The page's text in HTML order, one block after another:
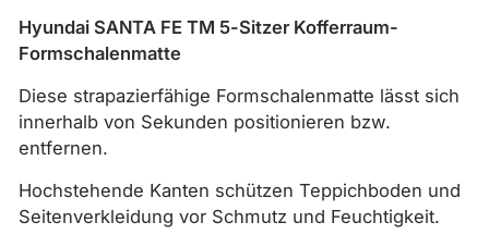
Hyundai SANTA FE TM 5-Sitzer Kofferraum-
Formschalenmatte
Diese strapazierfähige Formschalenmatte lässt sich
innerhalb von Sekunden positionieren bzw.
entfernen.
Hochstehende Kanten schützen Teppichboden und
Seitenverkleidung vor Schmutz und Feuchtigkeit.